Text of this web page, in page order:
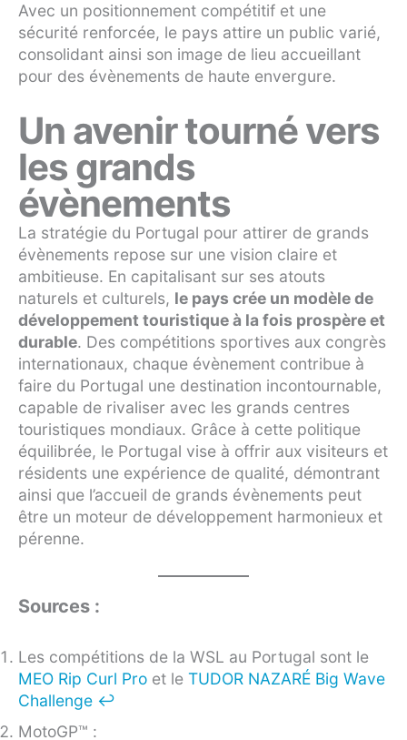
Avec un positionnement compétitif et une
sécurité renforcée, le pays attire un public varié,
consolidant ainsi son image de lieu accueillant
pour des évènements de haute envergure.
Un avenir tourné vers
les grands
évènements
La stratégie du Portugal pour attirer de grands
évènements repose sur une vision claire et
ambitieuse. En capitalisant sur ses atouts
naturels et culturels, le pays crée un modèle de
développement touristique à la fois prospère et
durable. Des compétitions sportives aux congrès
internationaux, chaque évènement contribue à
faire du Portugal une destination incontournable,
capable de rivaliser avec les grands centres
touristiques mondiaux. Grâce à cette politique
équilibrée, le Portugal vise à offrir aux visiteurs et
résidents une expérience de qualité, démontrant
ainsi que l’accueil de grands évènements peut
être un moteur de développement harmonieux et
pérenne.
Sources :
Les compétitions de la WSL au Portugal sont le
MEO Rip Curl Pro et le TUDOR NAZARÉ Big Wave
Challenge ↩︎
MotoGP™ :